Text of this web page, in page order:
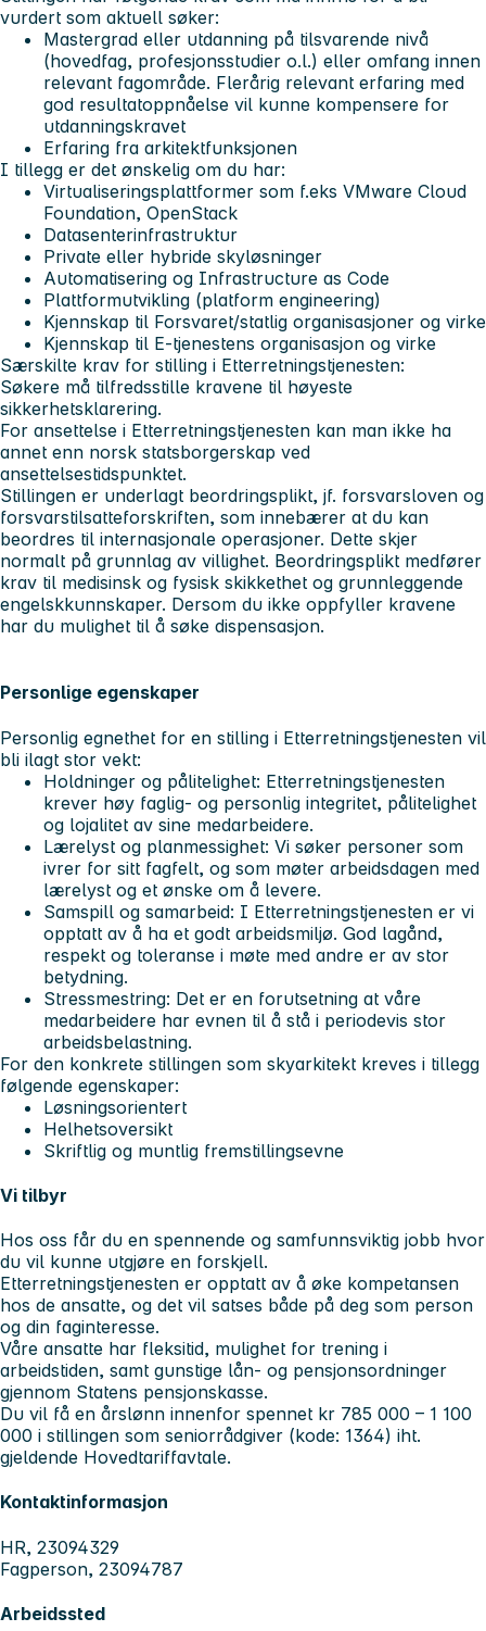
vurdert som aktuell søker:
Mastergrad eller utdanning på tilsvarende nivå
(hovedfag, profesjonsstudier o.l.) eller omfang innen
relevant fagområde. Flerårig relevant erfaring med
god resultatoppnåelse vil kunne kompensere for
utdanningskravet
Erfaring fra arkitektfunksjonen
I tillegg er det ønskelig om du har:
Virtualiseringsplattformer som f.eks VMware Cloud
Foundation, OpenStack
Datasenterinfrastruktur
Private eller hybride skyløsninger
Automatisering og Infrastructure as Code
Plattformutvikling (platform engineering)
Kjennskap til Forsvaret/statlig organisasjoner og virke
Kjennskap til E-tjenestens organisasjon og virke
Særskilte krav for stilling i Etterretningstjenesten:
Søkere må tilfredsstille kravene til høyeste
sikkerhetsklarering.
For ansettelse i Etterretningstjenesten kan man ikke ha
annet enn norsk statsborgerskap ved
ansettelsestidspunktet.
Stillingen er underlagt beordringsplikt, jf. forsvarsloven og
forsvarstilsatteforskriften, som innebærer at du kan
beordres til internasjonale operasjoner. Dette skjer
normalt på grunnlag av villighet. Beordringsplikt medfører
krav til medisinsk og fysisk skikkethet og grunnleggende
engelskkunnskaper. Dersom du ikke oppfyller kravene
har du mulighet til å søke dispensasjon.
Personlige egenskaper
Personlig egnethet for en stilling i Etterretningstjenesten vil
bli ilagt stor vekt:
Holdninger og pålitelighet: Etterretningstjenesten
krever høy faglig- og personlig integritet, pålitelighet
og lojalitet av sine medarbeidere.
Lærelyst og planmessighet: Vi søker personer som
ivrer for sitt fagfelt, og som møter arbeidsdagen med
lærelyst og et ønske om å levere.
Samspill og samarbeid: I Etterretningstjenesten er vi
opptatt av å ha et godt arbeidsmiljø. God lagånd,
respekt og toleranse i møte med andre er av stor
betydning.
Stressmestring: Det er en forutsetning at våre
medarbeidere har evnen til å stå i periodevis stor
arbeidsbelastning.
For den konkrete stillingen som skyarkitekt kreves i tillegg
følgende egenskaper:
Løsningsorientert
Helhetsoversikt
Skriftlig og muntlig fremstillingsevne
Vi tilbyr
Hos oss får du en spennende og samfunnsviktig jobb hvor
du vil kunne utgjøre en forskjell.
Etterretningstjenesten er opptatt av å øke kompetansen
hos de ansatte, og det vil satses både på deg som person
og din faginteresse.
Våre ansatte har fleksitid, mulighet for trening i
arbeidstiden, samt gunstige lån- og pensjonsordninger
gjennom Statens pensjonskasse.
Du vil få en årslønn innenfor spennet kr 785 000 – 1 100
000 i stillingen som seniorrådgiver (kode: 1364) iht.
gjeldende Hovedtariffavtale.
Kontaktinformasjon
HR, 23094329
Fagperson, 23094787
Arbeidssted